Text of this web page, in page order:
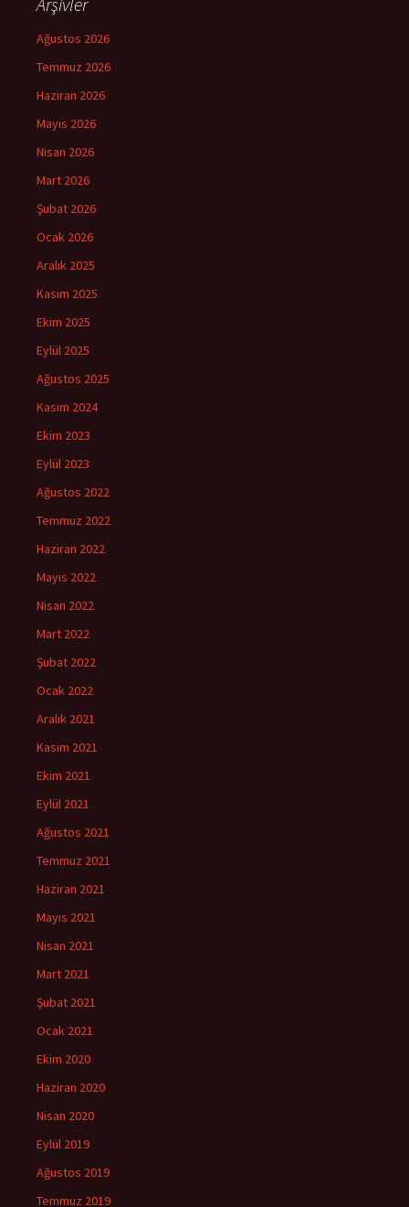
Ağustos 2026
Temmuz 2026
Haziran 2026
Mayıs 2026
Nisan 2026
Mart 2026
Şubat 2026
Ocak 2026
Aralık 2025
Kasım 2025
Ekim 2025
Eylül 2025
Ağustos 2025
Kasım 2024
Ekim 2023
Eylül 2023
Ağustos 2022
Temmuz 2022
Haziran 2022
Mayıs 2022
Nisan 2022
Mart 2022
Şubat 2022
Ocak 2022
Aralık 2021
Kasım 2021
Ekim 2021
Eylül 2021
Ağustos 2021
Temmuz 2021
Haziran 2021
Mayıs 2021
Nisan 2021
Mart 2021
Şubat 2021
Ocak 2021
Ekim 2020
Haziran 2020
Nisan 2020
Eylül 2019
Ağustos 2019
Temmuz 2019